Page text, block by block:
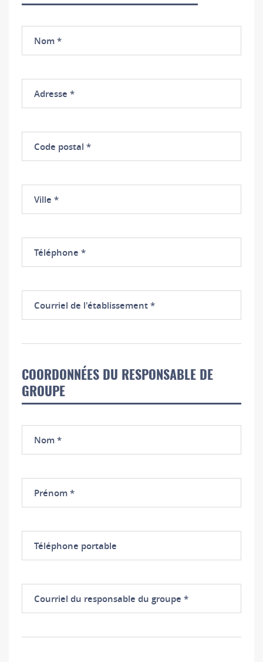
postal
l'établissement
COORDONNÉES DU RESPONSABLE DE
GROUPE
portable
responsable
groupe